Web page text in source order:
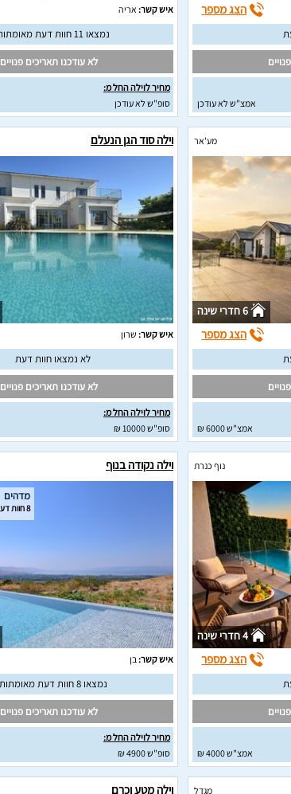
הצג מספר
אמצ"ש לא עודכן
איש קשר: אריה
נמצאו 11 חוות דעת מאומתות
לא עודכנו תאריכים פנויים
מחיר לוילה החל מ:
סופ"ש לא עודכן
מע'אר
6 חדרי שינה
הצג מספר
אמצ"ש 6000 ₪
וילה סוד הגן הנעלם
איש קשר: שרון
לא נמצאו חוות דעת
לא עודכנו תאריכים פנויים
מחיר לוילה החל מ:
סופ"ש 10000 ₪
נוף כנרת
4 חדרי שינה
הצג מספר
אמצ"ש 4000 ₪
וילה נקודה בנוף
מדהים
8 חוות דעת מאומתות
איש קשר:בן
נמצאו 8 חוות דעת מאומתות
לא עודכנו תאריכים פנויים
מחיר לוילה החל מ:
סופ"ש 4900 ₪
מגדל וילה מטע וכרם